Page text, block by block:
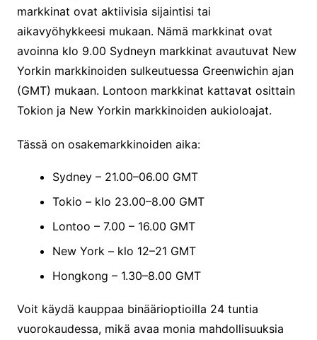
markkinat ovat aktiivisia sijaintisi tai
aikavyöhykkeesi mukaan. Nämä markkinat ovat
avoinna klo 9.00 Sydneyn markkinat avautuvat New
Yorkin markkinoiden sulkeutuessa Greenwichin ajan
(GMT) mukaan. Lontoon markkinat kattavat osittain
Tokion ja New Yorkin markkinoiden aukioloajat.
Tässä on osakemarkkinoiden aika:
Sydney – 21.00–06.00 GMT
Tokio – klo 23.00–8.00 GMT
Lontoo – 7.00 – 16.00 GMT
New York – klo 12–21 GMT
Hongkong – 1.30–8.00 GMT
Voit käydä kauppaa binäärioptioilla 24 tuntia
vuorokaudessa, mikä avaa monia mahdollisuuksia